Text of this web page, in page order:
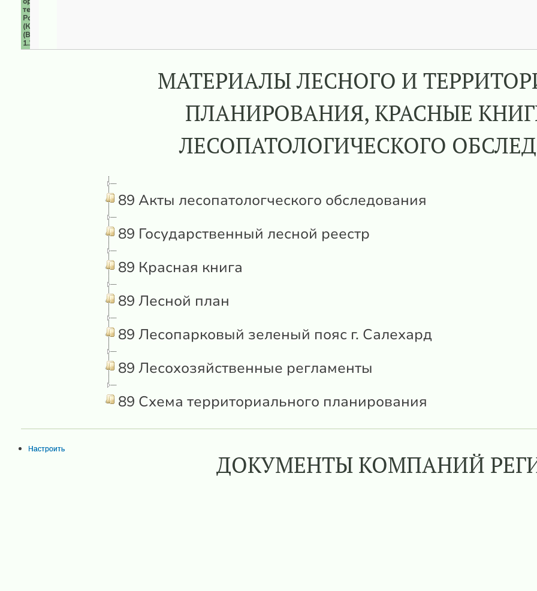
территории
России
(КОТР)
(ВПЦ
1.2)
МАТЕРИАЛЫ ЛЕСНОГО И
ПЛАНИРОВАНИЯ, КРАСНЫЕ
ЛЕСОПАТОЛОГИЧЕСКОГО
89 Акты лесопатологческого обследования
89 Государственный лесной реестр
89 Красная книга
89 Лесной план
89 Лесопарковый зеленый пояс г. Салехард
89 Лесохозяйственные регламенты
89 Схема территориального планирования
Настроить
ДОКУМЕНТЫ КОМПАНИЙ